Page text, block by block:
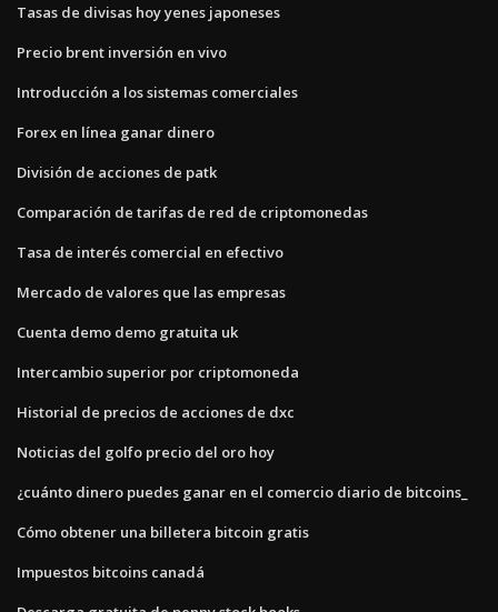
Tasas de divisas hoy yenes japoneses
Precio brent inversión en vivo
Introducción a los sistemas comerciales
Forex en línea ganar dinero
División de acciones de patk
Comparación de tarifas de red de criptomonedas
Tasa de interés comercial en efectivo
Mercado de valores que las empresas
Cuenta demo demo gratuita uk
Intercambio superior por criptomoneda
Historial de precios de acciones de dxc
Noticias del golfo precio del oro hoy
¿cuánto dinero puedes ganar en el comercio diario de bitcoins_
Cómo obtener una billetera bitcoin gratis
Impuestos bitcoins canadá